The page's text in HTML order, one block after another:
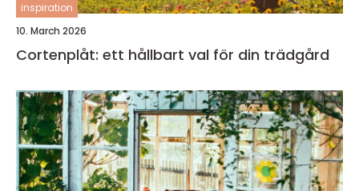
inspiration
10. March 2026
Cortenplåt: ett hållbart val för din trädgård